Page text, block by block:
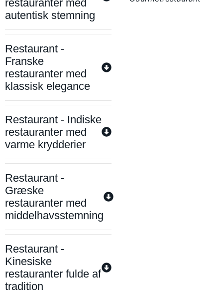
restauranter med
autentisk stemning
Restaurant -
Franske
restauranter med
klassisk elegance
Restaurant - Indiske
restauranter med
varme krydderier
Restaurant -
Græske
restauranter med
middelhavsstemning
Restaurant -
Kinesiske
restauranter fulde af
tradition